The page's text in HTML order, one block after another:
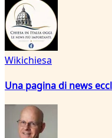
Wikichiesa
Una pagina di news